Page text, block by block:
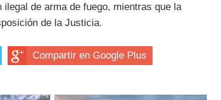
de arma de fuego, mientras que la
de la Justicia.
Compartir en Google Plus